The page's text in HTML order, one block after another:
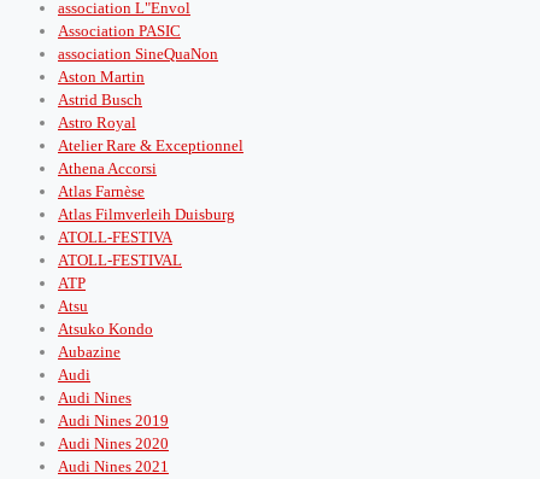
association L"Envol
Association PASIC
association SineQuaNon
Aston Martin
Astrid Busch
Astro Royal
Atelier Rare & Exceptionnel
Athena Accorsi
Atlas Farnèse
Atlas Filmverleih Duisburg
ATOLL-FESTIVA
ATOLL-FESTIVAL
ATP
Atsu
Atsuko Kondo
Aubazine
Audi
Audi Nines
Audi Nines 2019
Audi Nines 2020
Audi Nines 2021